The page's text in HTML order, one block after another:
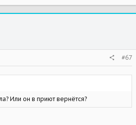
#67
Или он в приют вернётся?